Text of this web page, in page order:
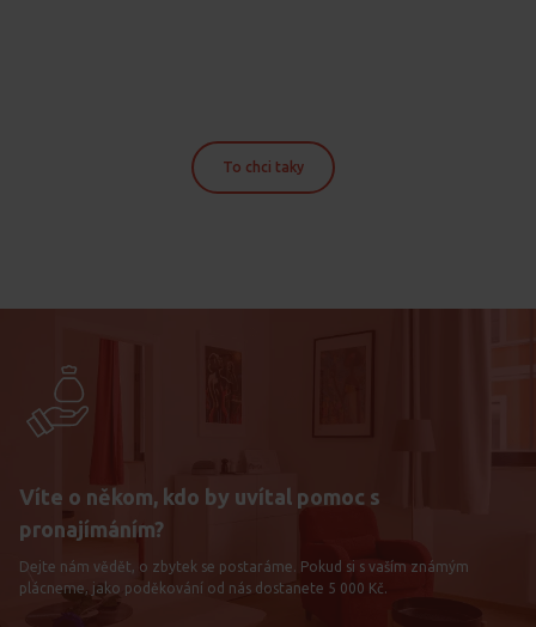
To chci taky
Víte o někom, kdo by uvítal pomoc s
pronajímáním?
Dejte nám vědět, o zbytek se postaráme. Pokud si s vaším známým
plácneme, jako poděkování od nás dostanete 5 000 Kč.